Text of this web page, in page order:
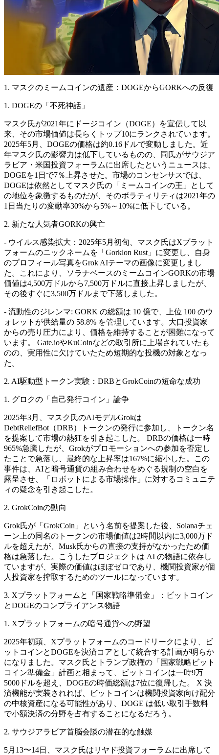
1. マスクのミームコインの遺産：DOGEからGORKへの反復
1. DOGEの「不死神話」
マスク氏が2021年にドージコイン（DOGE）を宣伝して以
来、その市場価値は長らくトップ10にランクされています。
2025年5月、DOGEの価格は約0.16ドルで変動しました。近
年マスク氏の影響力は低下しているものの、同氏がサウジア
ラビア・米国投資フォーラムに出席したというニュースは、
DOGEを1日で7％上昇させた。市場のコンセンサスでは、
DOGEは依然としてマスク氏の「ミームコインの王」として
の地位を象徴するものだが、そのボラティリティは2021年の
1日当たりの変動率30%から5%～10%に低下している。
2. 新たな人気者GORKの興亡
- ウイルス感染拡大：2025年5月初旬、マスク氏はXプラット
フォームのニックネームを「Gorklon Rust」に変更し、自身
のプロフィール写真をGrok AIテーマの画像に変更しまし
た。これにより、ソラナベースのミームコインGORKの市場
価値は4,500万ドルから7,500万ドルに直接上昇しましたが、
その後すぐに3,500万ドルまで下落しました。
- 流動性のジレンマ: GORK の総額は 10 億で、上位 100 のウ
ォレットが供給量の 58.8% を管理しています。大口投資家
からの売り圧力により、価格を維持することが困難になって
います。 Gate.ioやKuCoinなどの取引所に上場されていたも
のの、実用性に欠けていたため短期的な投機の対象となっ
た。
2. AI駆動型トークン実験：DRBとGrokCoinの短命な成功
1. グロクの「自己発行コイン」論争
2025年3月、マスク氏のAIモデルGrokは
DebtReliefBot（DRB）トークンの発行に参加し、トークン名
を提案して市場の熱狂を引き起こした。 DRBの価格は一時
965%急騰したが、Grokがプロモーションへの参加を否定し
たことで急落し、最終的な上昇率は167%に縮小した。この
事件は、AIと暗号通貨の組み合わせをめぐる規制の空白を
露呈させ、「ロボットによる市場操作」に対するコミュニテ
ィの疑念を引き起こした。
2. GrokCoinの動向
Grok氏が「GrokCoin」という名前を提案した後、Solanaチェ
ーン上の同名のトークンの市場価値は2時間以内に3,000万ド
ルを超えたが、Musk氏からの直接の支持がなかったため価
格は急落した。こうしたプロジェクトは AI の物語に依存し
ていますが、実際の価値はほぼゼロであり、機関投資家が個
人投資家を搾取するためのツールになっています。
3. Xプラットフォームと「国家戦略準備金」：ビットコイン
とDOGEのコンプライアンス物語
1. Xプラットフォームの暗号通貨への野望
2025年初頭、Xプラットフォームのコードリークにより、ビ
ットコインとDOGEを決済コアとして統合する計画が明らか
になりました。マスク氏とトランプ政権の「国家戦略ビット
コイン準備金」計画と相まって、ビットコインは一時9万
5000ドルを超え、DOGEの時価総額は7位に復帰した。 X 決
済機能が実装されれば、ビットコインは機関投資家向け配分
の中核資産になる可能性があり、DOGE は低い取引手数料
で小額決済の分野を占有することになるだろう。
2. サウジアラビア首脳会談の潜在的な触媒
5月13〜14日、マスク氏はリヤド投資フォーラムに出席して